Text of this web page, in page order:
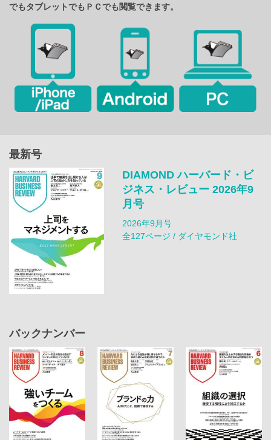
でもタブレットでもＰＣでも閲覧できます。
最新号
DIAMOND ハーバード・ビ
ジネス・レビュー 2026年9
月号
2026年9月号
全127ページ / ダイヤモンド社
バックナンバー